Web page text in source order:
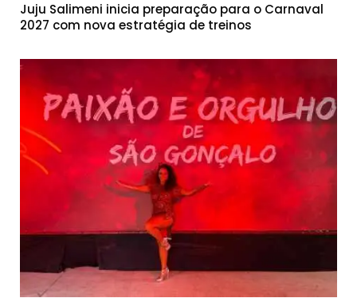
Juju Salimeni inicia preparação para o Carnaval
2027 com nova estratégia de treinos